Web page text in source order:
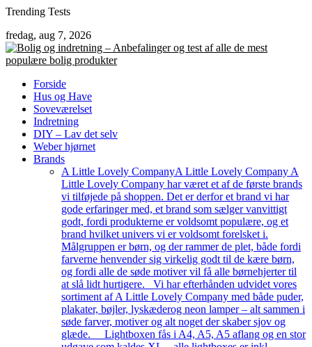
Skip
content
Trending Tests
fredag, aug 7, 2026
Forside
Hus og Have
Soveværelset
Indretning
DIY – Lav det selv
Weber hjørnet
Brands
A Little Lovely CompanyA Little Lovely Company A
Little Lovely Company har været et af de første brands
vi tilføjede på shoppen. Det er derfor et brand vi har
gode erfaringer med, et brand som sælger vanvittigt
godt, fordi produkterne er voldsomt populære, og et
brand hvilket univers vi er voldsomt forelsket i.
Målgruppen er børn, og der rammer de plet, både fordi
farverne henvender sig virkelig godt til de kære børn,
og fordi alle de søde motiver vil få alle børnehjerter til
at slå lidt hurtigere. Vi har efterhånden udvidet vores
sortiment af A Little Lovely Company med både puder,
plakater, bøjler, lyskæderog neon lamper – alt sammen i
søde farver, motiver og alt noget der skaber sjov og
glæde. Lightboxen fås i A4, A5, A5 aflang og en stor